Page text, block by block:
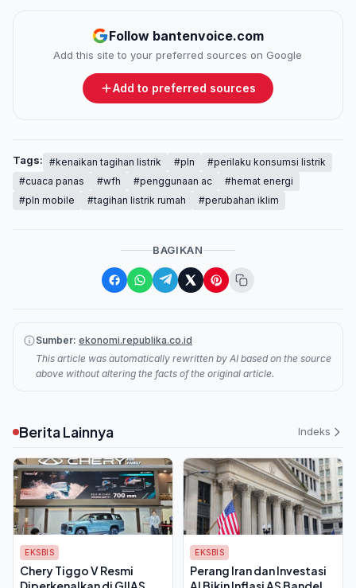
Follow bantenvoice.com
Add this site to your preferred sources on Google
Add to preferred sources
Tags: #kenaikan tagihan listrik #pln
#perilaku konsumsi listrik
#cuaca panas
#wfh #penggunaan ac
#hemat energi
#pln mobile
#tagihan listrik rumah #perubahan iklim
BAGIKAN
Sumber: ekonomi.republika.co.id
This article was automatically rewritten by AI based on the source
above without altering the facts of the original article.
Berita Lainnya Indeks
EKSBIS
Chery Tiggo V Resmi
EKSBIS
Perang Iran dan Investasi